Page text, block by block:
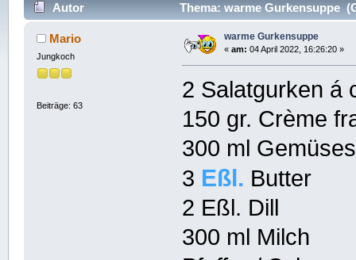
Autor Thema: warme Gurkensuppe
Mario
Jungkoch
Beiträge: 63
warme Gurkensuppe
« am: 04 April 2022, 16:26:20 »
2 Salatgurken á
150 gr. Crème
300 ml
3 Eßl. Butter
2 Eßl. Dill
300 ml Milch